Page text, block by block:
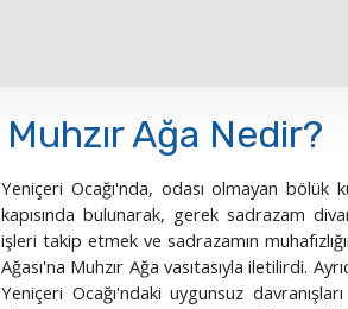
Muhzır Ağa Nedir?
Yeniçeri Ocağı'nda, odası olmayan bölük
kapısında bulunarak, gerek sadrazam
işleri takip etmek ve sadrazamın
Ağası'na Muhzır Ağa vasıtasıyla iletilirdi.
Yeniçeri Ocağı'ndaki uygunsuz